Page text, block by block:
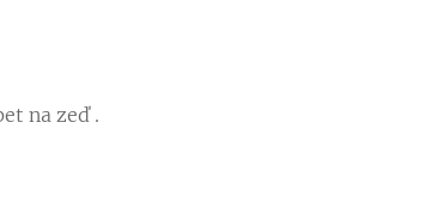
na zeď .